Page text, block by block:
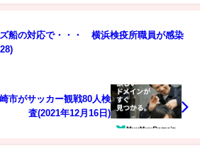
船の対応で・・・ 横浜検疫所職員が感染
市がサッカー観戦80人検
査(2021年12月16日)